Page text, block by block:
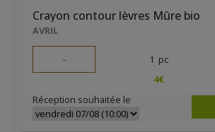
Crayon contour lèvres Mûre bio
AVRIL
- 1 pc
4€
Réception souhaitée le